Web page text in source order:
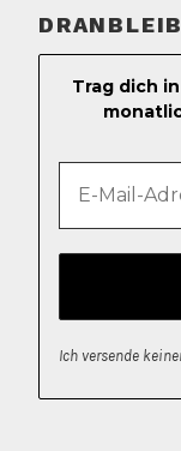
Trag dich
Ich versende